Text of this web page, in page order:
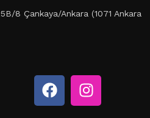
8 Çankaya/Ankara (1071 Ankara